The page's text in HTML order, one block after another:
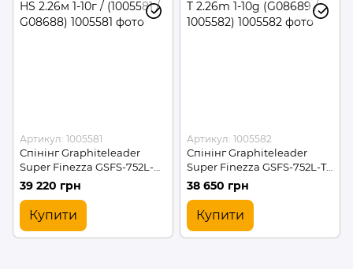
Артикул: 1005581
Спінінг Graphiteleader
Super Finezza GSFS-752L-
HS 2.26м 1-10г / (1005581 /
39 220 грн
Купити
Артикул: 1005582
Спінінг Graphiteleader
Super Finezza GSFS-752L-T
2.26m 1-10g (G08689 /
38 650 грн
Купити